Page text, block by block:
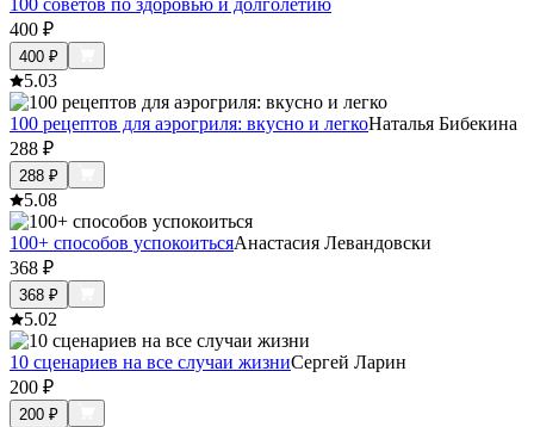
100 советов по здоровью и долголетию
400 ₽
400 ₽
5.03
100 рецептов для аэрогриля: вкусно и легкоНаталья Бибекина
288 ₽
288 ₽
5.08
100+ способов успокоитьсяАнастасия Левандовски
368 ₽
368 ₽
5.02
10 сценариев на все случаи жизниСергей Ларин
200 ₽
200 ₽